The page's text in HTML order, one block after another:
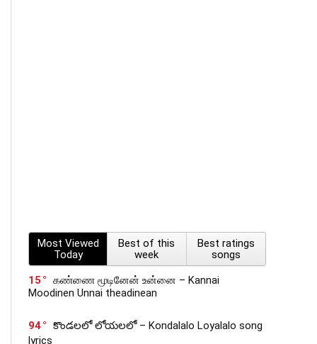
Most Viewed
Today
Best of this
week
Best ratings
songs
15
கண்ணை மூடினேன் உன்னை – Kannai
Moodinen Unnai theadinean
94
కొండలలో లోయలలో – Kondalalo Loyalalo song
lyrics